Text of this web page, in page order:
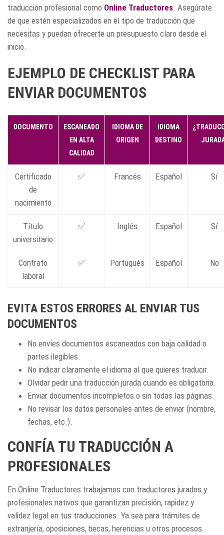
traducción profesional como Online Traductores . Asegúrate
de que estén especializados en el tipo de traducción que
necesitas y puedan ofrecerte un presupuesto claro desde el
inicio.
EJEMPLO DE CHECKLIST PARA
ENVIAR DOCUMENTOS
DOCUMENTO
ESCANEADO
EN ALTA
CALIDAD
IDIOMA DE
ORIGEN
IDIOMA
DESTINO
Certificado
de
nacimiento
✅ Francés Español Sí
Título
universitario
✅ Inglés Español Sí
Contrato
laboral
✅ Portugués Español No
EVITA ESTOS ERRORES AL ENVIAR TUS
DOCUMENTOS
No envíes documentos escaneados con baja calidad o
partes ilegibles.
No indicar claramente el idioma al que quieres traducir.
Olvidar pedir una traducción jurada cuando es obligatoria.
Enviar documentos incompletos o sin todas las páginas.
No revisar los datos personales antes de enviar (nombre,
fechas, etc.).
CONFÍA TU TRADUCCIÓN A
PROFESIONALES
En Online Traductores trabajamos con traductores jurados y
profesionales nativos que garantizan precisión, rapidez y
validez legal en tus traducciones. Ya sea para trámites de
extranjería, oposiciones, becas, herencias u otros procesos